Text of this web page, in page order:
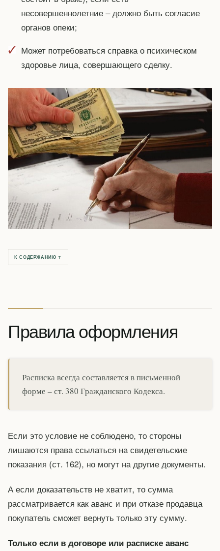
несовершеннолетние – должно быть согласие
органов опеки;
Может потребоваться справка о психическом
здоровье лица, совершающего сделку.
К СОДЕРЖАНИЮ ↑
Правила оформления
Расписка всегда составляется в письменной
форме – ст. 380 Гражданского Кодекса.
Если это условие не соблюдено, то стороны
лишаются права ссылаться на свидетельские
показания (ст. 162), но могут на другие документы.
А если доказательств не хватит, то сумма
рассматривается как аванс и при отказе продавца
покупатель сможет вернуть только эту сумму.
Только если в договоре или расписке аванс